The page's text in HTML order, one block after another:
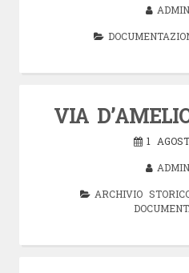
VIA
1
ARCHIVIO